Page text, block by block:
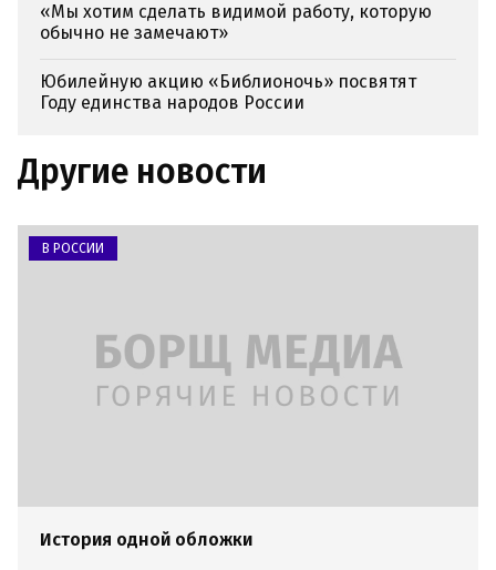
«Мы хотим сделать видимой работу, которую
обычно не замечают»
Юбилейную акцию «Библионочь» посвятят
Году единства народов России
Другие новости
В РОССИИ
История одной обложки